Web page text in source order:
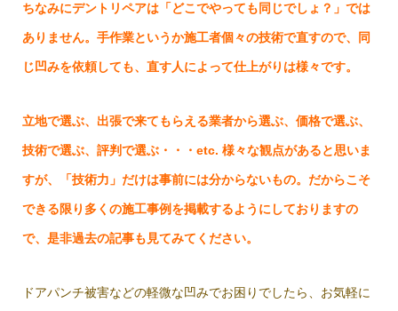
ちなみにデントリペアは「どこでやっても同じでしょ？」では
ありません。手作業というか施工者個々の技術で直すので、同
じ凹みを依頼しても、直す人によって仕上がりは様々です。
立地で選ぶ、出張で来てもらえる業者から選ぶ、価格で選ぶ、
技術で選ぶ、評判で選ぶ・・・etc. 様々な観点があると思いま
すが、「技術力」だけは事前には分からないもの。だからこそ
できる限り多くの施工事例を掲載するようにしておりますの
で、是非過去の記事も見てみてください。
ドアパンチ被害などの軽微な凹みでお困りでしたら、お気軽に